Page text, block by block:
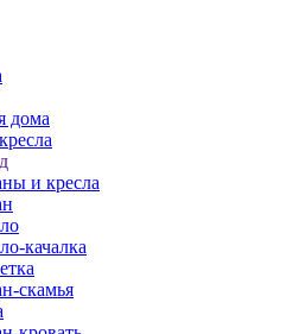
дома
и кресла
качалка
скамья